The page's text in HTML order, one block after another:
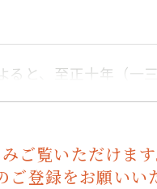
と、至正十年（一
ご覧いただけま
ご登録をお願いい